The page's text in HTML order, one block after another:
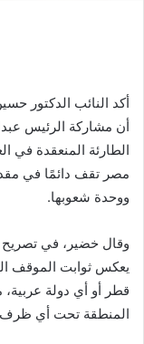
أكد النائب الدكتور
أن مشاركة الرئيس
الطارئة المنعقدة في
مصر تقف دائمًا في
ووحدة شعوبها.
وقال خضير، في
يعكس ثوابت الموقف
قطر أو أي دولة
المنطقة تحت أي